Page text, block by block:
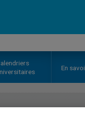
En
Stage